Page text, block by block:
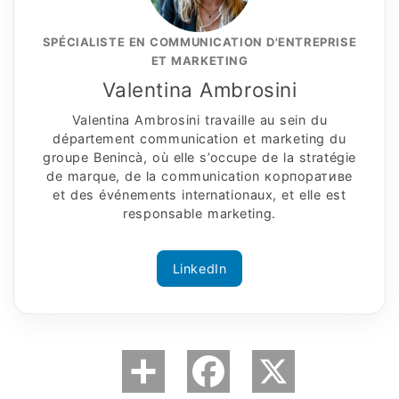
SPÉCIALISTE EN COMMUNICATION D'ENTREPRISE
ET MARKETING
Valentina Ambrosini
Valentina Ambrosini travaille au sein du
département communication et marketing du
groupe Benincà, où elle s’occupe de la stratégie
de marque, de la communication корпоративe
et des événements internationaux, et elle est
responsable marketing.
LinkedIn